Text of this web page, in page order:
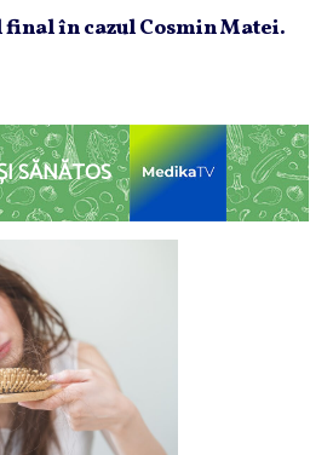
final în cazul Cosmin Matei.
SĂNĂTOS